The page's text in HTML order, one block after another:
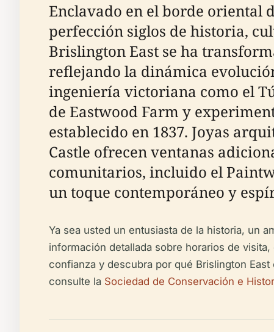
Enclavado en el borde oriental
perfección siglos de historia,
Brislington East se ha
reflejando la dinámica
ingeniería victoriana como el
de Eastwood Farm y
establecido en 1837. Joyas
Castle ofrecen ventanas
comunitarios, incluido el
un toque contemporáneo y
Ya sea usted un entusiasta de la historia, un
información detallada sobre horarios de
confianza y descubra por qué Brislington
consulte la Sociedad de Conservación e